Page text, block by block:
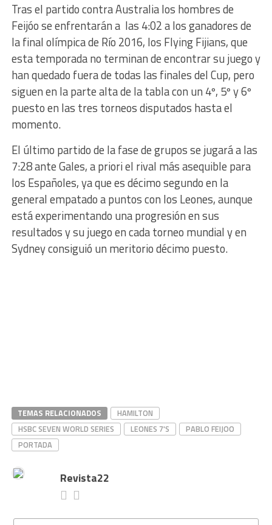
Tras el partido contra Australia los hombres de
Feijóo se enfrentarán a las 4:02 a los ganadores de
la final olímpica de Río 2016, los Flying Fijians, que
esta temporada no terminan de encontrar su juego y
han quedado fuera de todas las finales del Cup, pero
siguen en la parte alta de la tabla con un 4º, 5º y 6º
puesto en las tres torneos disputados hasta el
momento.
El último partido de la fase de grupos se jugará a las
7:28 ante Gales, a priori el rival más asequible para
los Españoles, ya que es décimo segundo en la
general empatado a puntos con los Leones, aunque
está experimentando una progresión en sus
resultados y su juego en cada torneo mundial y en
Sydney consiguió un meritorio décimo puesto.
TEMAS RELACIONADOS
HAMILTON
HSBC SEVEN WORLD SERIES
LEONES 7'S
PABLO FEIJOO
PORTADA
Revista22